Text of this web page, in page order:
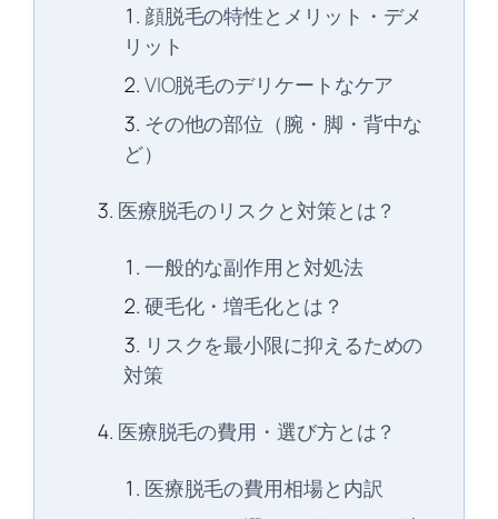
顔脱毛の特性とメリット・デメ
リット
VIO脱毛のデリケートなケア
その他の部位（腕・脚・背中な
ど）
医療脱毛のリスクと対策とは？
一般的な副作用と対処法
硬毛化・増毛化とは？
リスクを最小限に抑えるための
対策
医療脱毛の費用・選び方とは？
医療脱毛の費用相場と内訳